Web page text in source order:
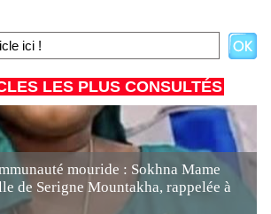
LES PLUS CONSULTÉS
mouride : Sokhna Mame
de Serigne Mountakha, rappelée à